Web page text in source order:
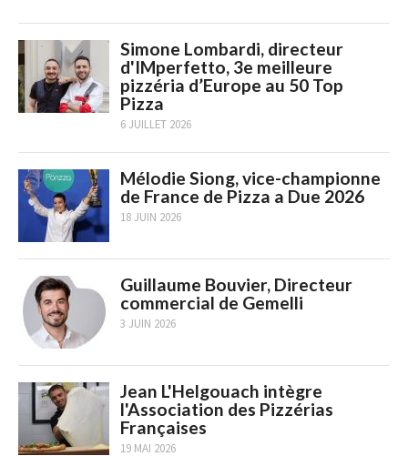
Simone Lombardi, directeur
d'IMperfetto, 3e meilleure
pizzéria d’Europe au 50 Top
Pizza
6 JUILLET 2026
Mélodie Siong, vice-championne
de France de Pizza a Due 2026
18 JUIN 2026
Guillaume Bouvier, Directeur
commercial de Gemelli
3 JUIN 2026
Jean L'Helgouach intègre
l'Association des Pizzérias
Françaises
19 MAI 2026